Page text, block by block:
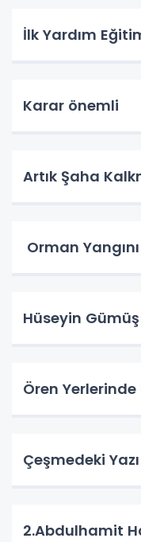
İlk Yardım
Karar önemli
Artık Şaha
Orman
Hüseyin Gümüş
Ören
Çeşmedeki Yazı
2.Abdulhamit